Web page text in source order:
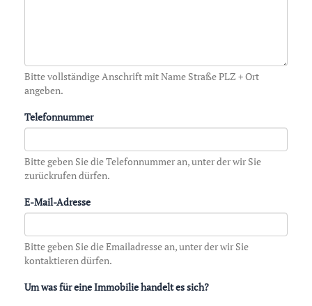
Bitte vollständige Anschrift mit Name Straße PLZ + Ort
angeben.
Telefonnummer
Bitte geben Sie die Telefonnummer an, unter der wir Sie
zurückrufen dürfen.
E-Mail-Adresse
Bitte geben Sie die Emailadresse an, unter der wir Sie
kontaktieren dürfen.
Um was für eine Immobilie handelt es sich?